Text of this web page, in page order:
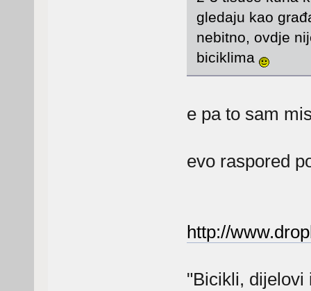
gledaju kao
nebitno, ovdje
biciklima
e pa to sam
evo raspored
http://
"Bicikli, dijelovi